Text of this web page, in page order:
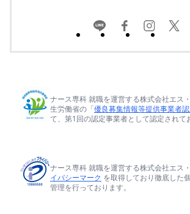
ナース専科 就職を運営する株式会社エス
生労働省の「優良募集情報等提供事業者
て、第1回の認定事業者として認定されて
ナース専科 就職を運営する株式会社エス
イバシーマーク を取得しており徹底した
管理を行っております。